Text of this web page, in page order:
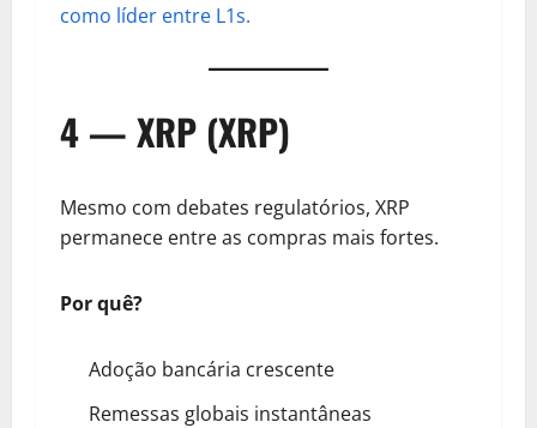
como líder entre L1s.
4 — XRP (XRP)
Mesmo com debates regulatórios, XRP
permanece entre as compras mais fortes.
Por quê?
Adoção bancária crescente
Remessas globais instantâneas